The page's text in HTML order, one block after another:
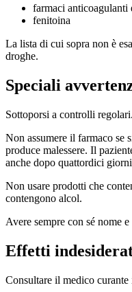
farmaci anticoagulanti
fenitoina
La lista di cui sopra non è
droghe.
Speciali
Sottoporsi a controlli regolari.
Non assumere il farmaco se
produce malessere. Il
anche dopo quattordici
Non usare prodotti che
contengono alcol.
Avere sempre con sé nome
Effetti
Consultare il medico curante